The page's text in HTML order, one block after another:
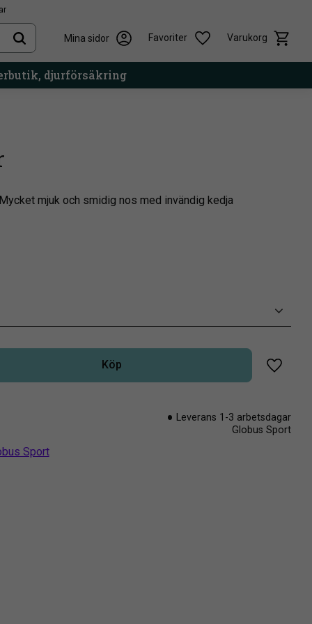
Mina sidor Favoriter Varukorg
Önskelista
djurförsäkring
mjuk och smidig nos med invändig kedja
Köp
Lägg
Leverans 1-3 arbetsdagar
Globus Sport
Sport